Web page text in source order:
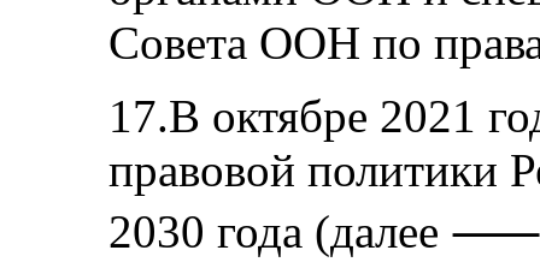
Совета ООН по
17.В октябре 2021
правовой политики
2030 года (далее